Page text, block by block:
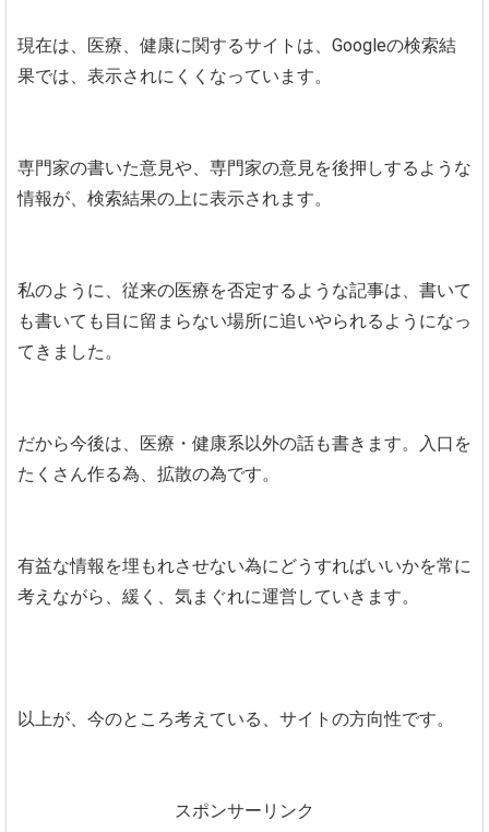
現在は、医療、健康に関するサイトは、Googleの検索結
果では、表示されにくくなっています。
専門家の書いた意見や、専門家の意見を後押しするような
情報が、検索結果の上に表示されます。
私のように、従来の医療を否定するような記事は、書いて
も書いても目に留まらない場所に追いやられるようになっ
てきました。
だから今後は、医療・健康系以外の話も書きます。入口を
たくさん作る為、拡散の為です。
有益な情報を埋もれさせない為にどうすればいいかを常に
考えながら、緩く、気まぐれに運営していきます。
以上が、今のところ考えている、サイトの方向性です。
スポンサーリンク